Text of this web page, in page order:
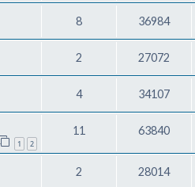
8 36984
2 27072
4 34107
1 2
11 63840
2 28014